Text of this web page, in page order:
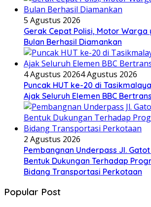
5 Agustus 2026
Gerak Cepat Polisi, Motor Warga
Bulan Berhasil Diamankan
4 Agustus 20264 Agustus 2026
Puncak HUT ke-20 di
Ajak Seluruh Elemen BBC
2 Agustus 2026
Pembangnan Underpass Jl.
Bentuk Dukungan Terhadap
Bidang Transportasi Perkotaan
Popular Post